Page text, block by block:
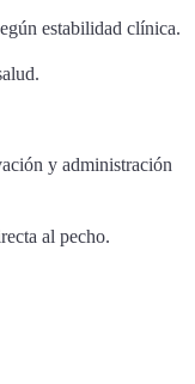
estabilidad clínica.
y administración
al pecho.